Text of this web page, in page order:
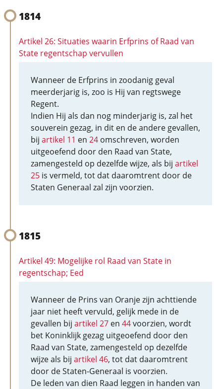
1814
Artikel 26: Situaties waarin Erfprins of Raad van
State regentschap vervullen
Wanneer de Erfprins in zoodanig geval
meerderjarig is, zoo is Hij van regtswege
Regent.
Indien Hij als dan nog minderjarig is, zal het
souverein gezag, in dit en de andere gevallen,
bij artikel 11 en 24 omschreven, worden
uitgeoefend door den Raad van State,
zamengesteld op dezelfde wijze, als bij artikel
25 is vermeld, tot dat daaromtrent door de
Staten Generaal zal zijn voorzien.
1815
Artikel 49: Mogelijke rol Raad van State in
regentschap; Eed
Wanneer de Prins van Oranje zijn achttiende
jaar niet heeft vervuld, gelijk mede in de
gevallen bij artikel 27 en 44voorzien, wordt
bet Koninklijk gezag uitgeoefend door den
Raad van State, zamengesteld op dezelfde
wijze als bij artikel 46, tot dat daaromtrent
door de Staten-Generaal is voorzien.
De leden van dien Raad leggen in handen van